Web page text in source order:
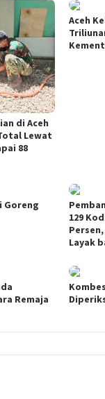
di Aceh
Lewat
88
Aceh
Goreng
129
Layak
Remaja